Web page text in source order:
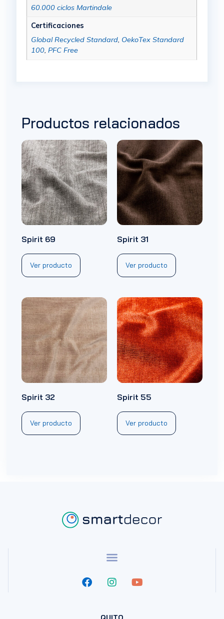
60.000 ciclos Martindale
Certificaciones
Global Recycled Standard, OekoTex Standard
100, PFC Free
Productos relacionados
Spirit 69
Ver producto
Spirit 31
Ver producto
Spirit 32
Ver producto
Spirit 55
Ver producto